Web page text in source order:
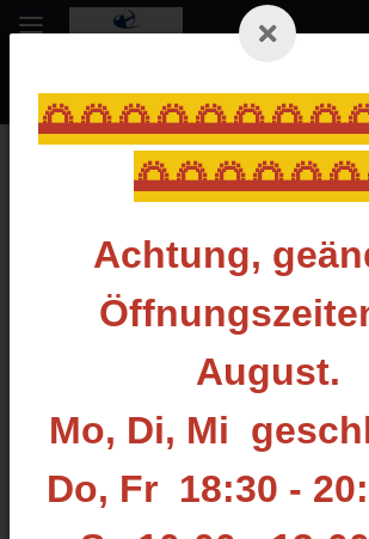
Achtung,
August.
Mo, Di, Mi
Do, Fr 18:30 -
Zurück zur Liste Black Eagle